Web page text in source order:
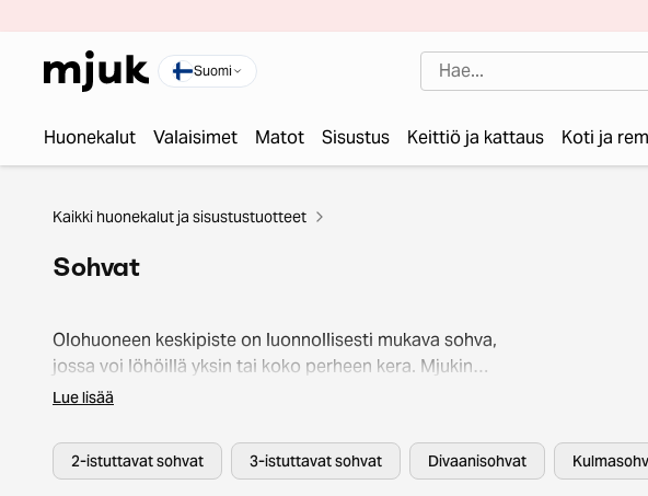
Suomi
Huonekalut Valaisimet Matot Sisustus Keittiö ja kattaus Koti ja
Kaikki huonekalut ja sisustustuotteet
Sohvat
Olohuoneen keskipiste on luonnollisesti mukava sohva,
jossa voi löhöillä yksin tai koko perheen kera. Mjukin
verkkokaupasta löydät niin pienet vuodesohvat ja joka
divaanisohvat sekä kauniit ja kestävät nahkasohvat. Selaile
satojen laatutarkastettujen ja puhdistettujen sohvien
Lue lisää
2-istuttavat sohvat 3-istuttavat sohvat Divaanisohvat